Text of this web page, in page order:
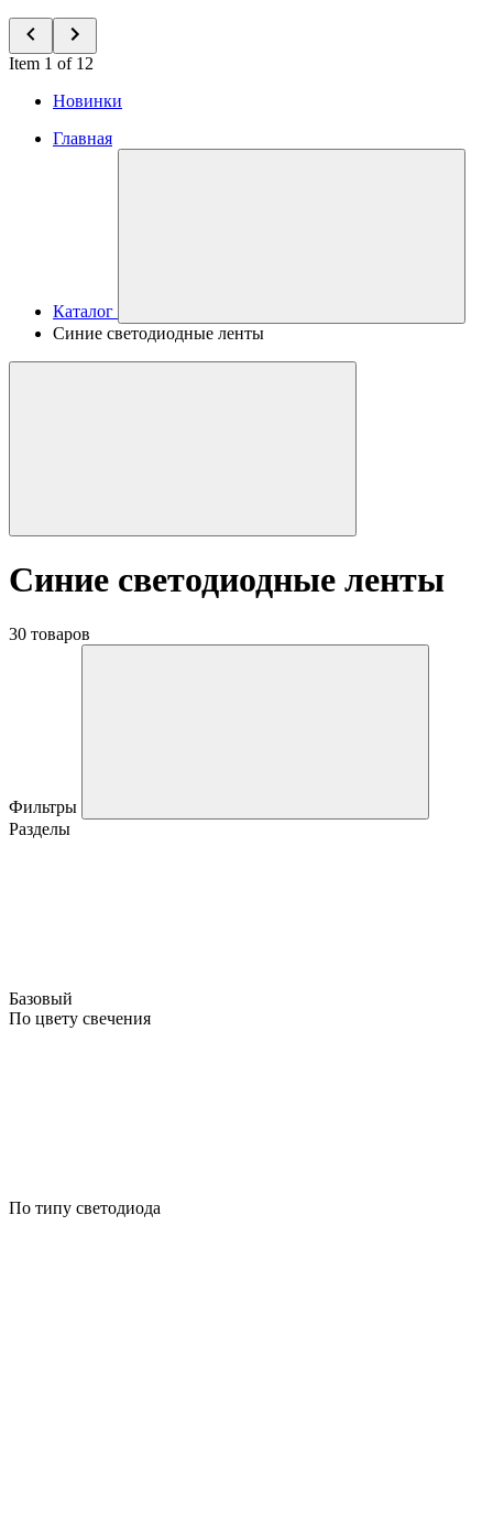
Item 1 of 12
Новинки
Главная
Каталог
Синие светодиодные ленты
Синие светодиодные ленты
30 товаров
Фильтры
Разделы
Базовый
По цвету свечения
По типу светодиода